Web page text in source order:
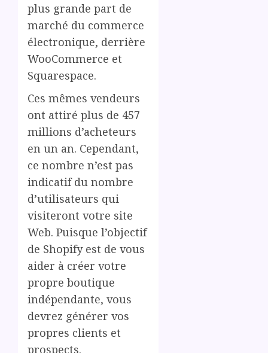
plus grande part de
marché du commerce
électronique, derrière
WooCommerce et
Squarespace.
Ces mêmes vendeurs
ont attiré plus de 457
millions d’acheteurs
en un an. Cependant,
ce nombre n’est pas
indicatif du nombre
d’utilisateurs qui
visiteront votre site
Web. Puisque l’objectif
de Shopify est de vous
aider à créer votre
propre boutique
indépendante, vous
devrez générer vos
propres clients et
prospects.